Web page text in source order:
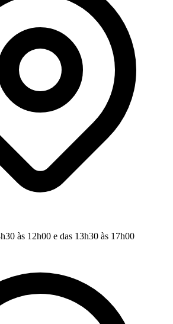
às 12h00 e das 13h30 às 17h00